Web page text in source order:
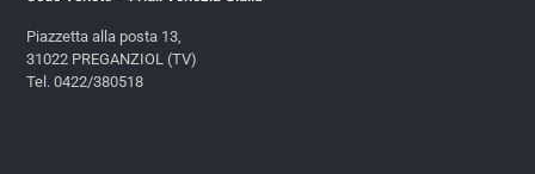
Piazzetta alla posta 13,
31022 PREGANZIOL (TV)
Tel. 0422/380518